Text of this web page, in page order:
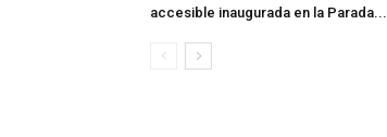
accesible inaugurada en la Parada...